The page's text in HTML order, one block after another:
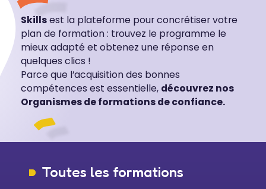
Skillsest la plateforme pour concrétiser votre
plan de formation : trouvez le programme le
mieux adapté et obtenez une réponse en
quelques clics !
Parce que l’acquisition des bonnes
compétences est essentielle, découvrez nos
Organismes de formations de confiance.
Toutes les formations